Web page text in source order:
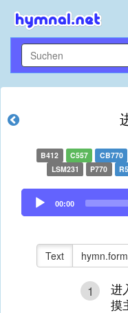
B412 C557 CB770
LSM231
P770
Audio
Player
00:00
Text
1
进
摸